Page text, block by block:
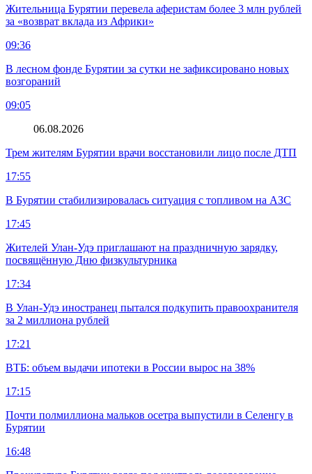
Жительница Бурятии перевела аферистам более 3 млн рублей
за «возврат вклада из Африки»
09:36
В лесном фонде Бурятии за сутки не зафиксировано новых
возгораний
09:05
06.08.2026
Трем жителям Бурятии врачи восстановили лицо после ДТП
17:55
В Бурятии стабилизировалась ситуация с топливом на АЗС
17:45
Жителей Улан-Удэ приглашают на праздничную зарядку,
посвящённую Дню физкультурника
17:34
В Улан-Удэ иностранец пытался подкупить правоохранителя
за 2 миллиона рублей
17:21
ВТБ: объем выдачи ипотеки в России вырос на 38%
17:15
Почти полмиллиона мальков осетра выпустили в Селенгу в
Бурятии
16:48